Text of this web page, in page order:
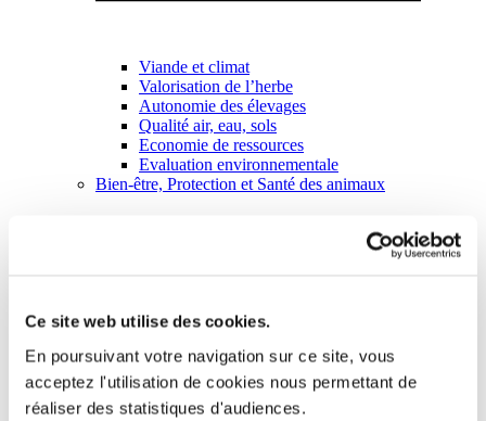
Ce site web utilise des cookies.
En poursuivant votre navigation sur ce site, vous
acceptez l'utilisation de cookies nous permettant de
réaliser des statistiques d'audiences.
Viande et climat
Valorisation de l’herbe
Autonomie des élevages
Qualité air, eau, sols
Economie de ressources
Evaluation environnementale
Bien-être, Protection et Santé des animaux